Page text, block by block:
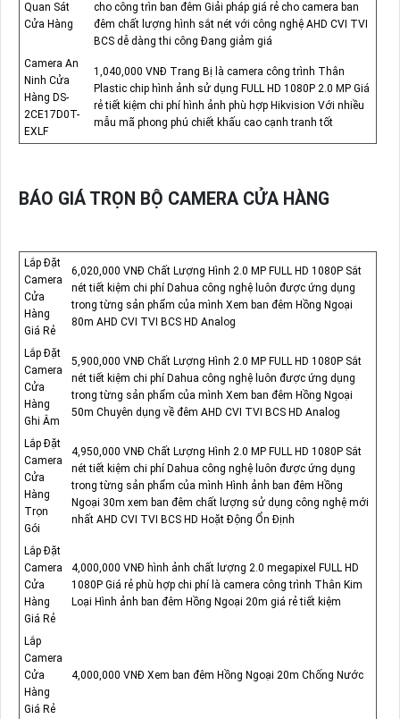
Quan Sát
Cửa Hàng
cho công trìn ban đêm Giải pháp giá rẻ cho camera ban
đêm chất lượng hình sắt nét với công nghệ AHD CVI TVI
BCS dễ dàng thi công Đang giảm giá
Camera An
Ninh Cửa
Hàng DS-
2CE17D0T-
EXLF
1,040,000 VNĐ Trang Bị là camera công trình Thân
Plastic chip hình ảnh sử dụng FULL HD 1080P 2.0 MP Giá
rẻ tiết kiệm chi phí hình ảnh phù hợp Hikvision Với nhiều
mẫu mã phong phú chiết khấu cao cạnh tranh tốt
BÁO GIÁ TRỌN BỘ CAMERA CỬA HÀNG
Lắp Đặt
Camera
Cửa
Hàng
Giá Rẻ
6,020,000 VNĐ Chất Lượng Hình 2.0 MP FULL HD 1080P Sắt
nét tiết kiệm chi phí Dahua công nghệ luôn được ứng dụng
trong từng sản phẩm của mình Xem ban đêm Hồng Ngoại
80m AHD CVI TVI BCS HD Analog
Lắp Đặt
Camera
Cửa
Hàng
Ghi Âm
5,900,000 VNĐ Chất Lượng Hình 2.0 MP FULL HD 1080P Sắt
nét tiết kiệm chi phí Dahua công nghệ luôn được ứng dụng
trong từng sản phẩm của mình Xem ban đêm Hồng Ngoại
50m Chuyên dụng về đêm AHD CVI TVI BCS HD Analog
Lắp Đặt
Camera
Cửa
Hàng
Trọn
Gói
4,950,000 VNĐ Chất Lượng Hình 2.0 MP FULL HD 1080P Sắt
nét tiết kiệm chi phí Dahua công nghệ luôn được ứng dụng
trong từng sản phẩm của mình Hình ảnh ban đêm Hồng
Ngoại 30m xem ban đêm chất lượng sử dụng công nghệ mới
nhất AHD CVI TVI BCS HD Hoặt Động Ổn Định
Lắp Đặt
Camera
Cửa
Hàng
Giá Rẻ
4,000,000 VNĐ hình ảnh chất lượng 2.0 megapixel FULL HD
1080P Giá rẻ phù hợp chi phí là camera công trình Thân Kim
Loại Hình ảnh ban đêm Hồng Ngoại 20m giá rẻ tiết kiệm
Lắp
Camera
Cửa
Hàng
Giá Rẻ
4,000,000 VNĐ Xem ban đêm Hồng Ngoại 20m Chống Nước